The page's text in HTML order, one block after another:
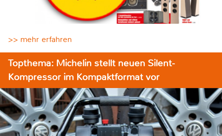
>> mehr erfahren
Topthema: Michelin stellt neuen Silent-
Kompressor im Kompaktformat vor